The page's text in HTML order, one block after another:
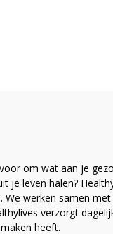
om wat aan je
je leven halen?
We werken samen
verzorgt
heeft.